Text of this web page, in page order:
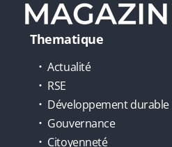
Thematique
Actualité
RSE
Développement durable
Gouvernance
Citoyenneté